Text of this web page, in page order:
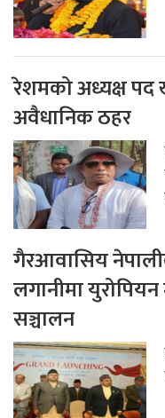
रेशमको अध्यक्ष पद
अवैधानिक ठहर
गैरआवासिय
लगानीमा
सञ्चालन